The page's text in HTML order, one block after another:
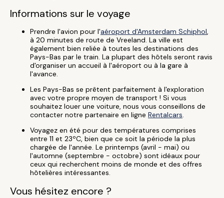
Informations sur le voyage
Prendre l'avion pour l'aéroport d'Amsterdam Schiphol,
à 20 minutes de route de Vreeland. La ville est
également bien reliée à toutes les destinations des
Pays-Bas par le train. La plupart des hôtels seront ravis
d'organiser un accueil à l'aéroport ou à la gare à
l'avance.
Les Pays-Bas se prêtent parfaitement à l'exploration
avec votre propre moyen de transport ! Si vous
souhaitez louer une voiture, nous vous conseillons de
contacter notre partenaire en ligne Rentalcars.
Voyagez en été pour des températures comprises
entre 11 et 23ºC, bien que ce soit la période la plus
chargée de l'année. Le printemps (avril - mai) ou
l'automne (septembre - octobre) sont idéaux pour
ceux qui recherchent moins de monde et des offres
hôtelières intéressantes.
Vous hésitez encore ?